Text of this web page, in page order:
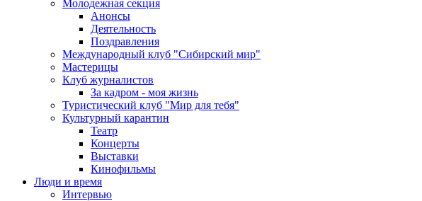
Молодежная секция
Анонсы
Деятельность
Поздравления
Международный клуб "Сибирский мир"
Мастерицы
Клуб журналистов
За кадром - моя жизнь
Туристический клуб "Мир для тебя"
Культурный карантин
Театр
Концерты
Выставки
Кинофильмы
Люди и время
Интервью